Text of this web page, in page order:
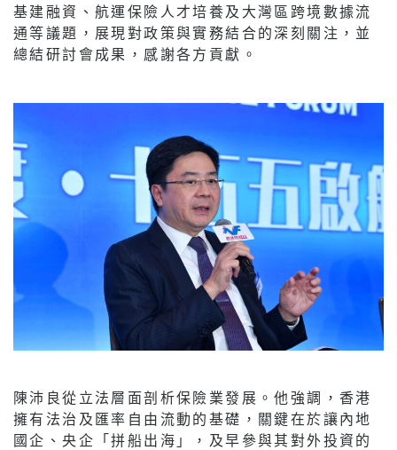
基建融資、航運保險人才培養及大灣區跨境數據流
通等議題，展現對政策與實務結合的深刻關注，並
總結研討會成果，感謝各方貢獻。
陳沛良從立法層面剖析保險業發展。他強調，香港
擁有法治及匯率自由流動的基礎，關鍵在於讓內地
國企、央企「拼船出海」，及早參與其對外投資的